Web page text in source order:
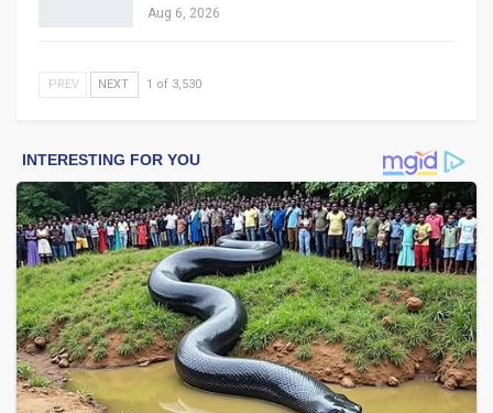
Aug 6, 2026
PREV NEXT 1 of 3,530